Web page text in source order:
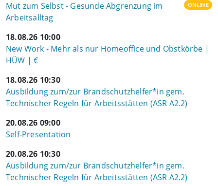
Mut zum Selbst - Gesunde Abgrenzung im
Arbeitsalltag
ONLINE
18.08.26 10:00
New Work - Mehr als nur Homeoffice und Obstkörbe |
HÜW | €
18.08.26 10:30
Ausbildung zum/zur Brandschutzhelfer*in gem.
Technischer Regeln für Arbeitsstätten (ASR A2.2)
20.08.26 09:00
Self-Presentation
20.08.26 10:30
Ausbildung zum/zur Brandschutzhelfer*in gem.
Technischer Regeln für Arbeitsstätten (ASR A2.2)